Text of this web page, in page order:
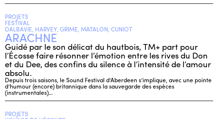
PROJETS
FESTIVAL
DALBAVIE, HARVEY, GRIME, MATALON, CUNIOT
ARACHNE
Guidé par le son délicat du hautbois, TM+ part pour
l’Écosse faire résonner l’émotion entre les rives du Don
et du Dee, des confins du silence à l’intensité de l’amour
absolu.
Depuis trois saisons, le Sound Festival d’Aberdeen s’implique, avec une pointe
d’humour (encore) britannique dans la sauvegarde des espèces
(instrumentales)…
PROJETS